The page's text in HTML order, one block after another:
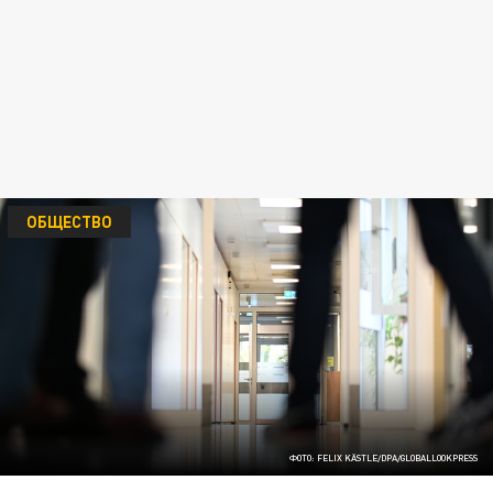
ФОТО: FELIX KÄSTLE/DPA/GLOBALLOOKPRESS
ОБЩЕСТВО